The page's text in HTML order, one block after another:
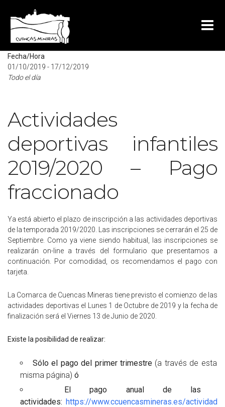
Fecha/Hora
01/10/2019 - 17/12/2019
Todo el día
Actividades
deportivas infantiles
2019/2020 – Pago
fraccionado
Ya está abierto el plazo de inscripción a las actividades deportivas
de la temporada 2019/2020. Las inscripciones se cerrarán el 25 de
Septiembre. Como ya viene siendo habitual, las inscripciones se
realizarán on-line a través del formulario que presentamos a
continuación. Por comodidad, os recomendamos el pago con
tarjeta.
La Comarca de Cuencas Mineras tiene previsto el comienzo de las
actividades deportivas el Lunes 1 de Octubre de 2019 y la fecha de
finalización será el Viernes 13 de Junio de 2020.
Existe la posibilidad de realizar:
Sólo el pago del primer trimestre (a través de esta
misma página) ó
El pago anual de las
actividades: https://www.ccuencasmineras.es/actividad